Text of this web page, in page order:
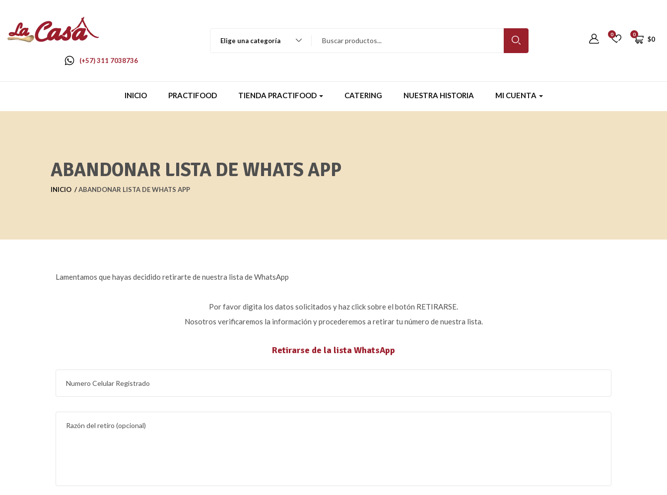
(+57) 311 7038736
Elige una categoría
0
$0
0
INICIO PRACTIFOOD TIENDA PRACTIFOOD CATERING NUESTRA HISTORIA MI CUENTA
ABANDONAR LISTA DE WHATS APP
INICIO ABANDONAR LISTA DE WHATS APP
Lamentamos que hayas decidido retirarte de nuestra lista de WhatsApp
Por favor digita los datos solicitados y haz click sobre el botón RETIRARSE.
Nosotros verificaremos la información y procederemos a retirar tu número de nuestra lista.
Retirarse de la lista WhatsApp